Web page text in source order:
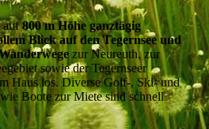
auf800 m Höhe ganztägig
Blick auf den Tegernsee und
zur Neureuth, zur
sowie der Tegernseer
Haus los. Diverse Golf-, Ski- und
Boote zur Miete sind schnell